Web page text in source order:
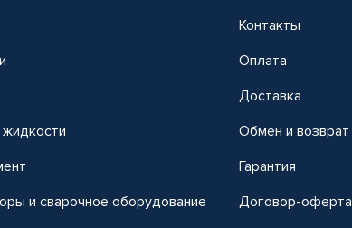
и сварочное оборудование
Контакты
Оплата
Доставка
Обмен и возврат
Гарантия
Договор-оферта